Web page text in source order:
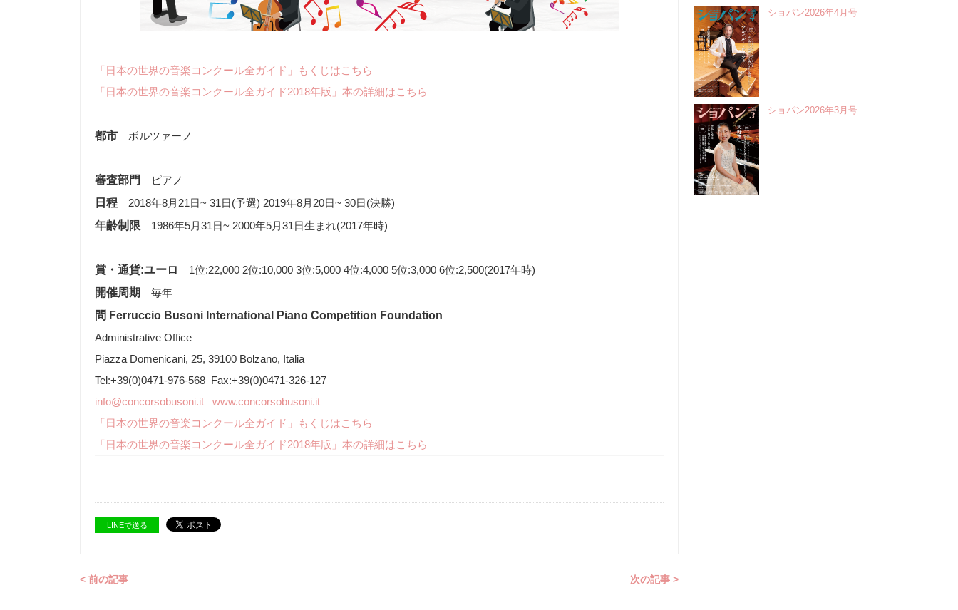
「日本の世界の音楽コンクール全ガイド」もくじはこちら
「日本の世界の音楽コンクール全ガイド2018年版」本の詳細はこちら
都市 ボルツァーノ
審査部門
ピアノ
日程 2018年8月21日~ 31日(予選) 2019年8月20日~ 30日(決勝)
年齢制限 1986年5月31日~ 2000年5月31日生まれ(2017年時)
賞・通貨:ユーロ
1位:22,000 2位:10,000 3位:5,000 4位:4,000 5位:3,000 6位:2,500(2017年時)
開催周期
毎年
問 Ferruccio Busoni International Piano Competition Foundation
Administrative Office
Piazza Domenicani, 25, 39100 Bolzano, Italia
Tel:+39(0)0471-976-568 Fax:+39(0)0471-326-127
info@concorsobusoni.it
www.concorsobusoni.it
「日本の世界の音楽コンクール全ガイド」もくじはこちら
「日本の世界の音楽コンクール全ガイド2018年版」本の詳細はこちら
LINEで送る
< 前の記事 次の記事 >
ショパン2026年4月号
ショパン2026年3月号